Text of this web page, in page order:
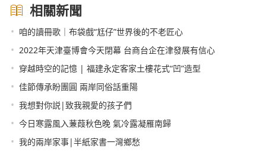
相關新聞
• 咱的讀冊歌｜布袋戲“尪仔”世界後的不老匠心
• 2022年天津臺博會今天閉幕 台商台企在津發展有信心
• 穿越時空的記憶 | 福建永定客家土樓花式“凹”造型
• 佳節傳承盼團圓 兩岸同俗話重陽
• 我想對你説|致我親愛的孩子們
• 今日寒露風入蒹葭秋色晚 氣冷露凝雁南歸
• 我的兩岸家事|半紙家書一灣鄉愁